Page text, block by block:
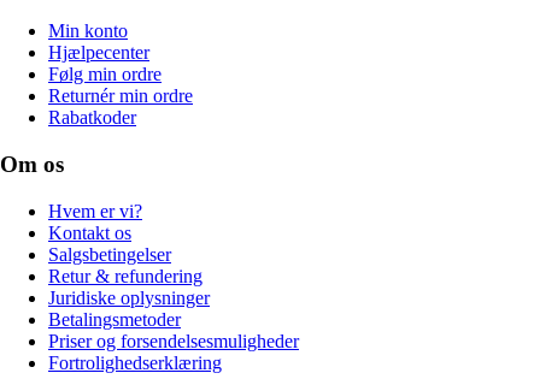
Min konto
Hjælpecenter
Følg min ordre
Returnér min ordre
Rabatkoder
Om os
Hvem er vi?
Kontakt os
Salgsbetingelser
Retur & refundering
Juridiske oplysninger
Betalingsmetoder
Priser og forsendelsesmuligheder
Fortrolighedserklæring